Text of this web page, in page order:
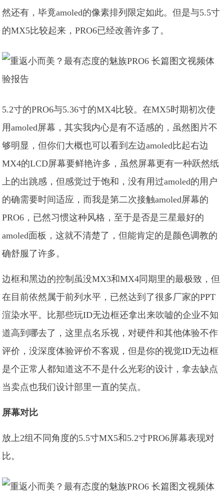
然还有，毕竟amoled的像素排列限定如此。但是与5.5寸
的MX5比较起来，PRO6已经改善许多了。
5.2寸的PRO6与5.36寸的MX4比较。在MX5时期初次使
用amoled屏幕，其实我内心是有不适感的，虽然图片不
够明显，但你们大概也可以看到左边amoled比起右边
MX4的LCD屏幕要鲜艳许多，虽然屏幕更有一种跃然纸
上的出跳感，但感觉过于饱和，没有用过amoled的用户
的确需要时间适应，而我是第二次接触amoled屏幕的
PRO6，已然习惯这种风格，至于是否是三星最好的
amoled面板，这就不清楚了，但能肯定的是颜色调教的
确舒服了许多。
边框和黑边的控制虽没MX3和MX4同期里的最极致，但
在目前依然属于前列水平，已然达到了很多厂家的PPT
渲染水平。比那些玩ID无边框还拿出来吹嘘的企业不知
道高到哪去了，这里点名乐视，对硬件和其他体验不作
评价，没深度体验评价不客观，但是你的视觉ID无边框
是个正常人都知道这不不是什么光彩的设计，拿去缺点
当卖点也我们设计部里一直的笑点。
屏幕对比
放上2组不同角度的5.5寸MX5和5.2寸PRO6屏幕表现对
比。